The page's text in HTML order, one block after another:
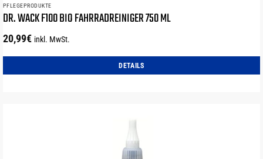
PFLEGEPRODUKTE
DR. WACK F100 BIO FAHRRADREINIGER 750 ML
20,99€ inkl. MwSt.
DETAILS